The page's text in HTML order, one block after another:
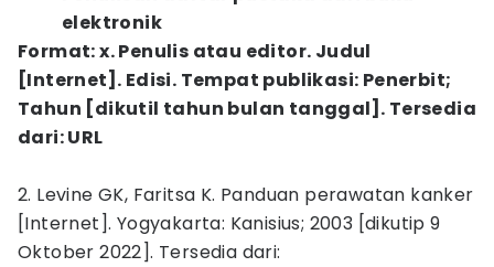
elektronik
Format: x. Penulis atau editor. Judul
[Internet]. Edisi. Tempat publikasi: Penerbit;
Tahun [dikutil tahun bulan tanggal]. Tersedia
dari: URL
2. Levine GK, Faritsa K. Panduan perawatan kanker
[Internet]. Yogyakarta: Kanisius; 2003 [dikutip 9
Oktober 2022]. Tersedia dari: